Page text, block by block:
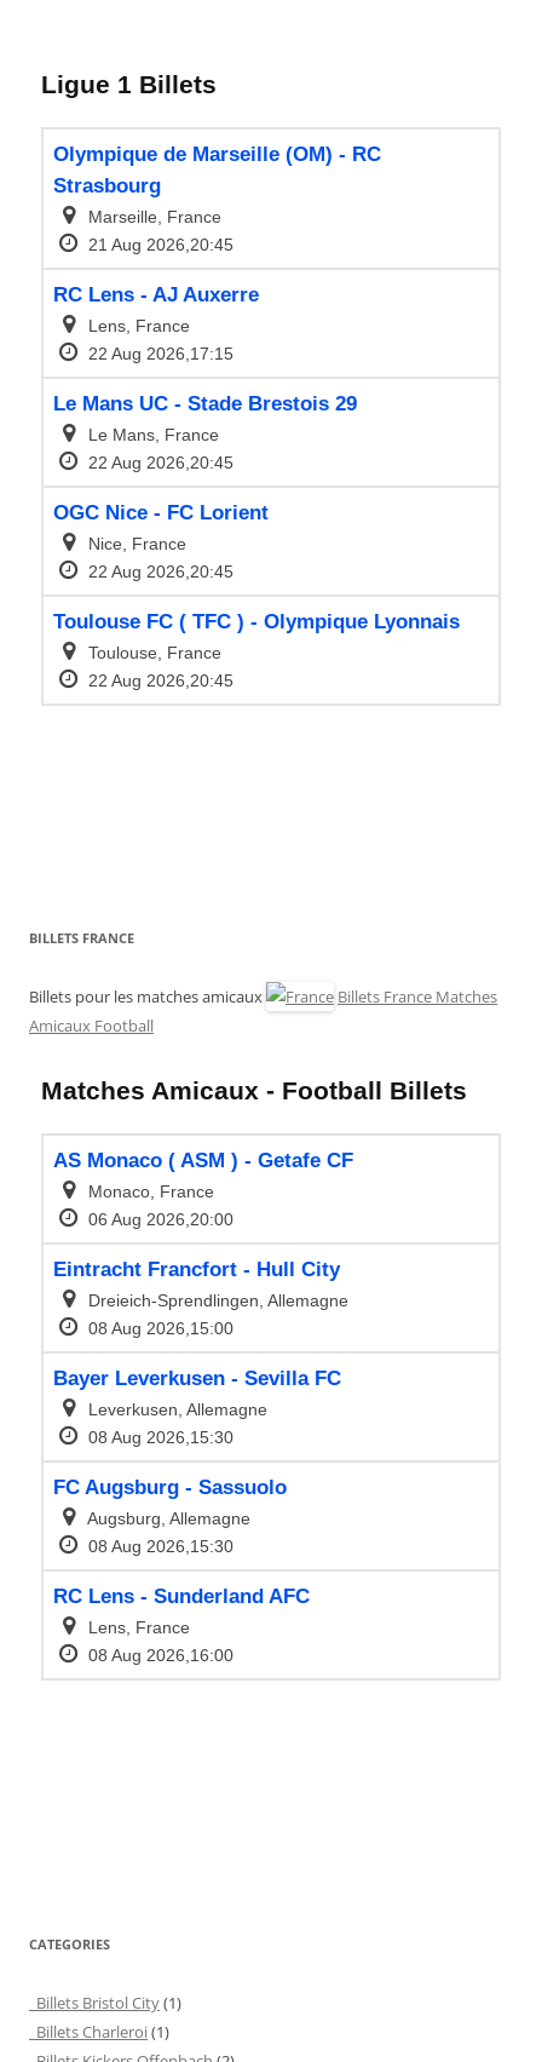
BILLETS FRANCE
Billets pour les matches amicaux
Billets France Matches
Amicaux Football
CATEGORIES
Billets Bristol City(1)
Billets Charleroi(1)